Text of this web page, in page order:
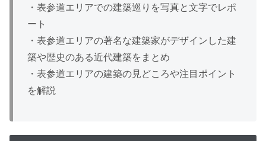
・表参道エリアでの建築巡りを写真と文字でレポ
ート
・表参道エリアの著名な建築家がデザインした建
築や歴史のある近代建築をまとめ
・表参道エリアの建築の見どころや注目ポイント
を解説